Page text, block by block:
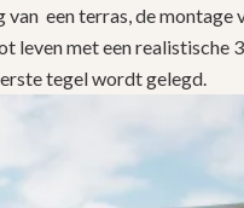
een terras, de montage
leven met een realistische
tegel wordt gelegd.